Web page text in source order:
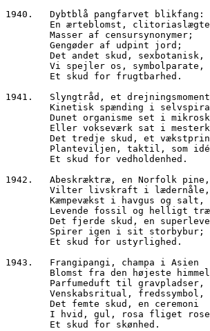
1940.	Dybtblå pangfarvet blikfang:
En ærteblomst,
        Masser af censursynonymer;
        Gengøder af udpint jord;
        Det andet skud, sexbotanisk,
        Vi spejler os, symbolparate,
        Et skud for frugtbarhed.
1941.	Slyngtråd, et
Kinetisk spænding i
Dunet organisme set i
Eller vokseværk sat i
Det tredje skud, et
Planteviljen, taktil, som
        Et skud for vedholdenhed.
1942.	Abeskræktræ, en Norfolk pine,
        Vilter livskraft i lædernåle,
        Kæmpevækst i havgus og salt,
Levende fossil og helligt
Det fjerde skud, en
        Spirer igen i sit storbybur;
        Et skud for ustyrlighed.
1943.	Frangipangi, champa i Asien
Blomst fra den højeste
        Parfumeduft til gravpladser,
        Venskabsritual, fredssymbol,
        Det femte skud, en ceremoni
I hvid, gul, rosa fliget
        Et skud for skønhed.